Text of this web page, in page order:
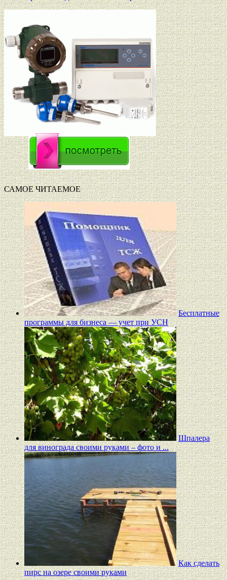
САМОЕ ЧИТАЕМОЕ
Бесплатные
программы для бизнеса — учет при УСН
Шпалера
для винограда своими руками – фото и ...
Как сделать
пирс на озере своими руками